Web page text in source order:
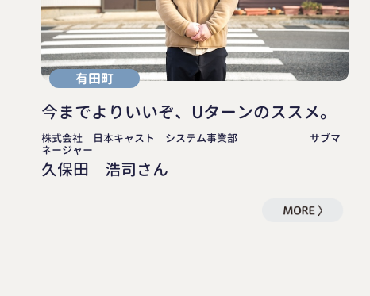
有田町
今までよりいいぞ、Uターンのススメ。
株式会社 日本キャスト システム事業部 サブマ
ネージャー
久保田 浩司さん